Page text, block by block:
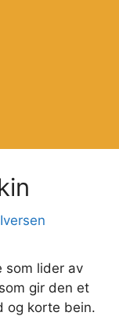
som lider av
gir den et
og korte bein.